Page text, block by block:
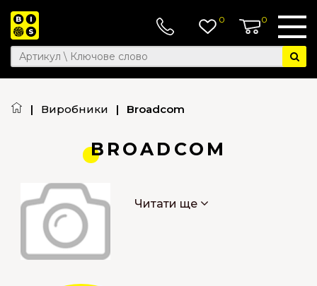
0 0
| Виробники | Broadcom
BROADCOM
Читати ще